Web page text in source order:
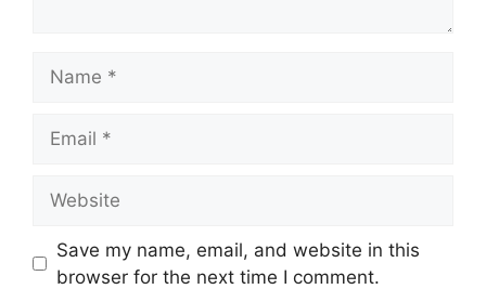
Save my name, email, and website in this
browser for the next time I comment.